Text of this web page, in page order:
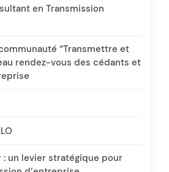
en Transmission
“Transmettre et
rendez-vous des cédants et
un levier stratégique pour